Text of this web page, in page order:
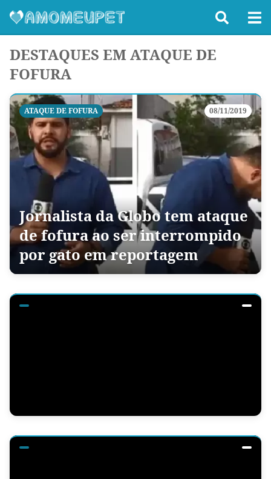
DESTAQUES EM ATAQUE DE
FOFURA
ATAQUE DE FOFURA 08/11/2019
Jornalista da Globo tem ataque
de fofura ao ser interrompido
por gato em reportagem